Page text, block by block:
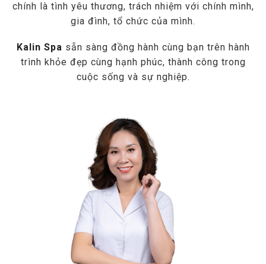
chính là tình yêu thương, trách nhiệm với chính mình,
gia đình, tổ chức của mình.
Kalin Spa sẵn sàng đồng hành cùng bạn trên hành
trình khỏe đẹp cùng hạnh phúc, thành công trong
cuộc sống và sự nghiệp.